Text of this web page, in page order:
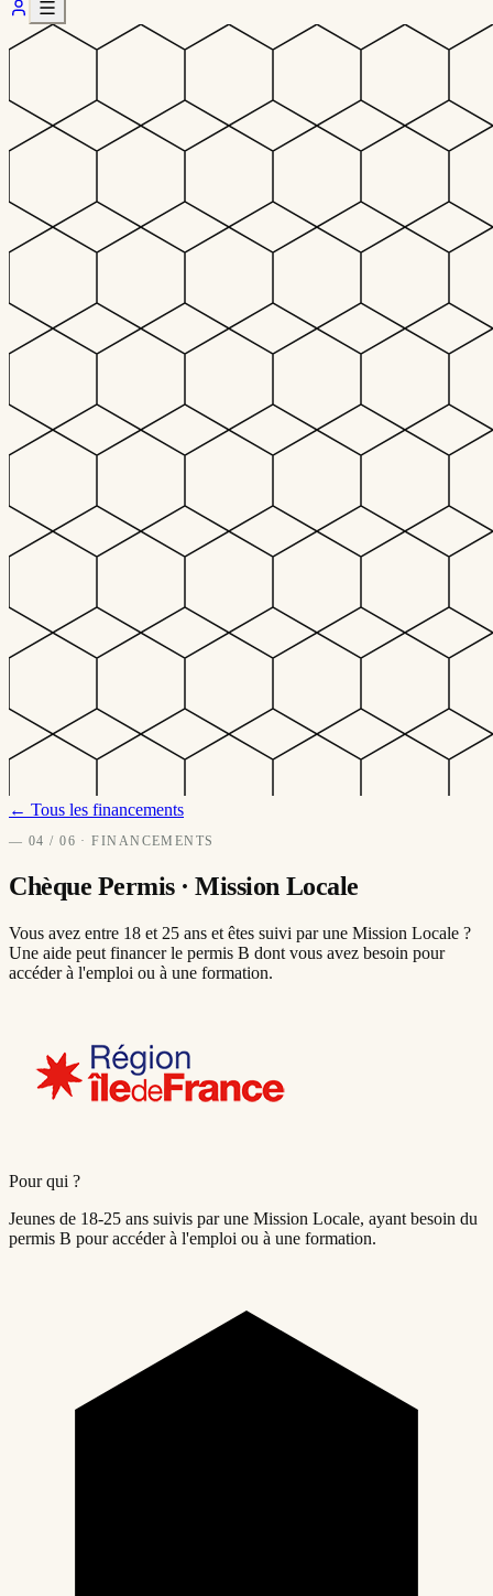
← Tous les financements
— 04 / 06 · FINANCEMENTS
Chèque Permis · Mission Locale
Vous avez entre 18 et 25 ans et êtes suivi par une Mission Locale ?
Une aide peut financer le permis B dont vous avez besoin pour
accéder à l'emploi ou à une formation.
Pour qui ?
Jeunes de 18-25 ans suivis par une Mission Locale, ayant besoin du
permis B pour accéder à l'emploi ou à une formation.